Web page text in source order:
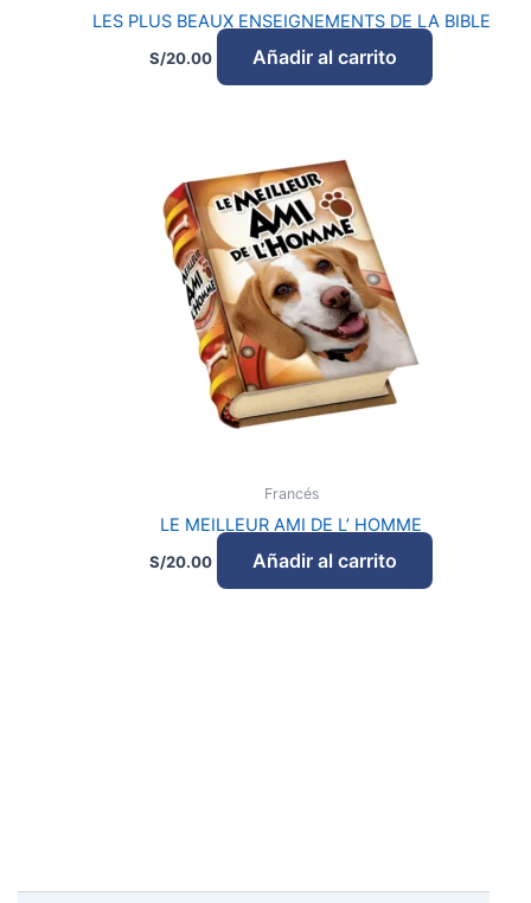
LES PLUS BEAUX ENSEIGNEMENTS DE LA BIBLE
S/20.00 Añadir al carrito
Francés
LE MEILLEUR AMI DE L’ HOMME
S/20.00 Añadir al carrito